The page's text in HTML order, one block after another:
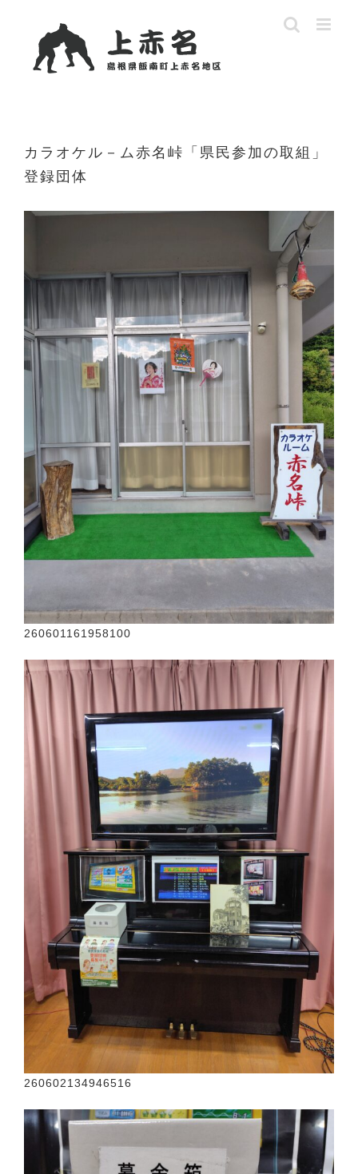
content
カラオケル－ム赤名峠「県民参加の取組」
登録団体
260601161958100
260602134946516